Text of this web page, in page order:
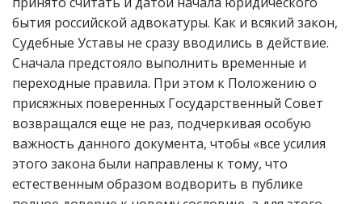
бытия российской адвокатуры. Как и всякий закон,
Судебные Уставы не сразу вводились в действие.
Сначала предстояло выполнить временные и
переходные правила. При этом к Положению о
присяжных поверенных Государственный Совет
возвращался еще не раз, подчеркивая особую
важность данного документа, чтобы «все усилия
этого закона были направлены к тому, что
естественным образом водворить в публике